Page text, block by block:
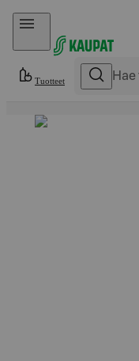
Hyppää sisältöön
Tuotteet